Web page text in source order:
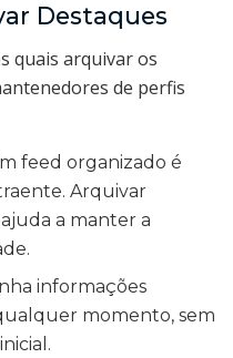
Destaques
quais arquivar os
de perfis
feed organizado é
Arquivar
a manter a
informações
momento, sem